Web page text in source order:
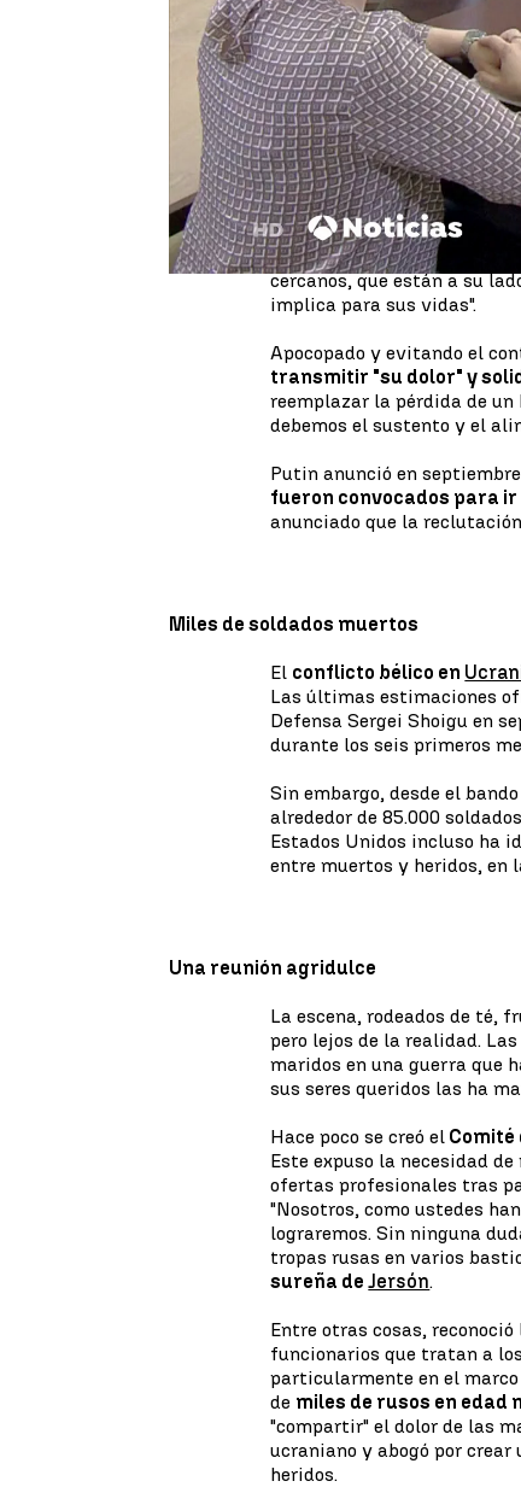
Vladimir Putinse ha
soldados rusos que están
guerra entre ambos países.
mostrarles sus
"No hay palabras
quiero que sepan que yo, así
dolor", ha declarado el
comandantes del Ejército:
cercanos, que están a su
implica para sus vidas".
Apocopado y evitando el
transmitir "su dolor" y
reemplazar la pérdida de
debemos el sustento y el
Putin anunció en
fueron convocados para
anunciado que la
Miles de soldados muertos
El conflicto bélico en
Las últimas estimaciones
Defensa Sergei Shoigu en
durante los seis primeros
Sin embargo, desde el
alrededor de 85.000
Estados Unidos incluso ha
entre muertos y heridos, en
Una reunión agridulce
La escena, rodeados de té,
pero lejos de la realidad.
maridos en una guerra que
sus seres queridos las ha
Hace poco se creó el Comité
Este expuso la necesidad
ofertas profesionales tras
"Nosotros, como ustedes
lograremos. Sin ninguna
tropas rusas en varios
sureña deJersón.
Entre otras cosas,
funcionarios que tratan a
particularmente en el
de miles de rusos en edad
"compartir" el dolor de las
ucraniano y abogó por
heridos.